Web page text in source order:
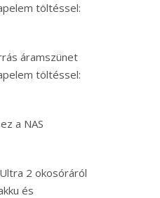
töltéssel:
áramszünet
töltéssel:
a NAS
2 okosóráról
és